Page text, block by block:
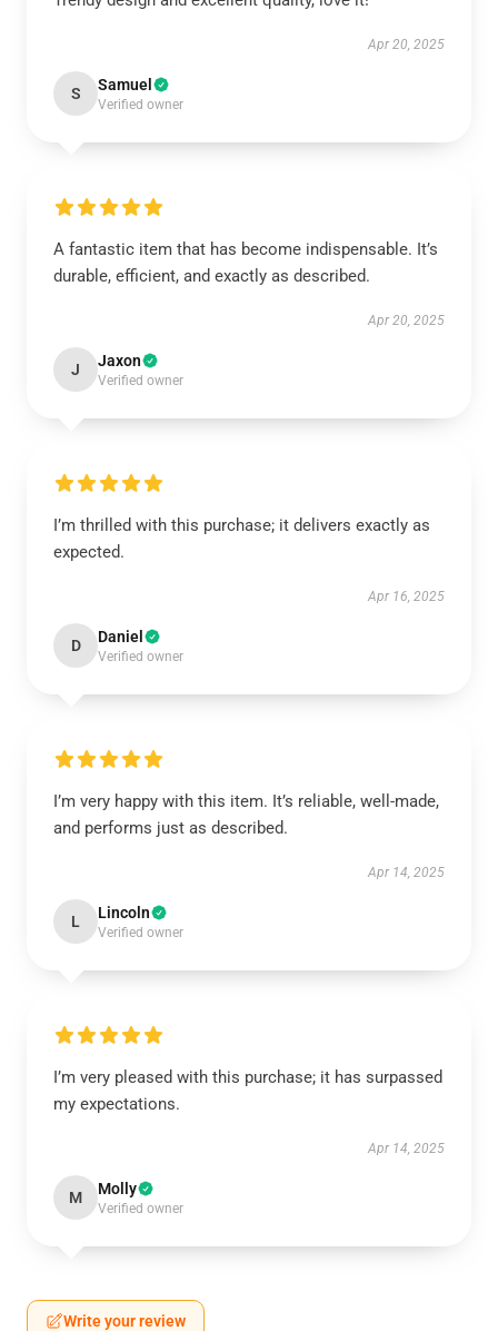
Apr 20, 2025
S Samuel
Verified owner
A fantastic item that has become indispensable. It’s
durable, efficient, and exactly as described.
Apr 20, 2025
J Jaxon
Verified owner
I’m thrilled with this purchase; it delivers exactly as
expected.
Apr 16, 2025
D Daniel
Verified owner
I’m very happy with this item. It’s reliable, well-made,
and performs just as described.
Apr 14, 2025
L Lincoln
Verified owner
I’m very pleased with this purchase; it has surpassed
my expectations.
Apr 14, 2025
M Molly
Verified owner
Write your review